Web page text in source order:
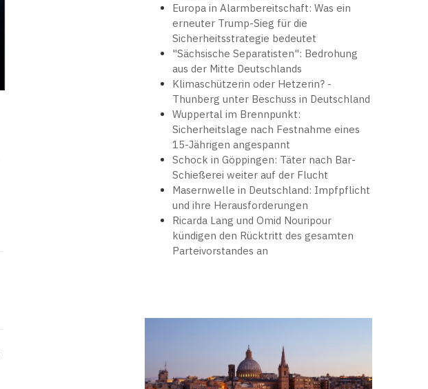
Europa in Alarmbereitschaft: Was ein
erneuter Trump-Sieg für die
Sicherheitsstrategie bedeutet
"Sächsische Separatisten": Bedrohung
aus der Mitte Deutschlands
Klimaschützerin oder Hetzerin? -
Thunberg unter Beschuss in Deutschland
Wuppertal im Brennpunkt:
Sicherheitslage nach Festnahme eines
15-Jährigen angespannt
Schock in Göppingen: Täter nach Bar-
Schießerei weiter auf der Flucht
Masernwelle in Deutschland: Impfpflicht
und ihre Herausforderungen
Ricarda Lang und Omid Nouripour
kündigen den Rücktritt des gesamten
Parteivorstandes an